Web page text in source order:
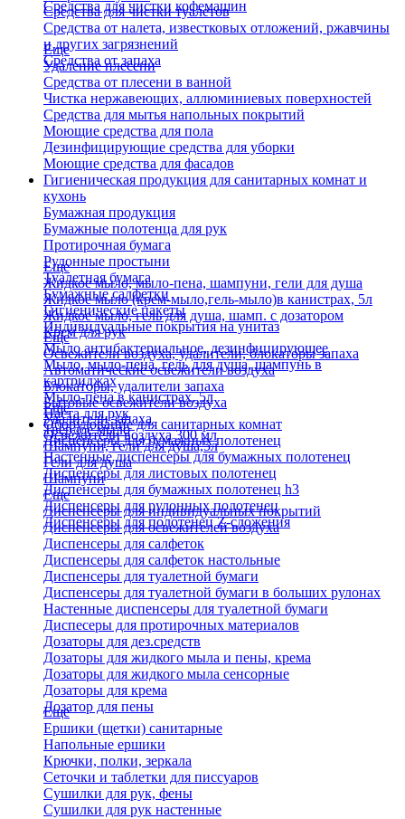
Средства для чистки кофемашин
Средства для чистки туалетов
Средства от налета, известковых отложений, ржавчины
и других загрязнений
Средства от запаха
Еще
Удаление плесени
Средства от плесени в ванной
Чистка нержавеющих, аллюминиевых поверхностей
Средства для мытья напольных покрытий
Моющие средства для пола
Дезинфицирующие средства для уборки
Моющие средства для фасадов
Гигиеническая продукция для санитарных комнат и
кухонь
Бумажная продукция
Бумажные полотенца для рук
Протирочная бумага
Рулонные простыни
Туалетная бумага
Бумажные салфетки
Гигиенические пакеты
Индивидуальные покрытия на унитаз
Еще
Жидкое мыло, мыло-пена, шампуни, гели для душа
Жидкое мыло (крем-мыло,гель-мыло)в канистрах, 5л
Жидкое мыло, гель для душа, шамп. с дозатором
Крем для рук
Мыло антибактериальное, дезинфицирующее
Мыло, мыло-пена, гель для душа, шампунь в
картриджах
Мыло-пена в канистрах, 5л
Паста для рук
Твердое мыло
Шампуни, гели для душа,5л
Гели для душа
Шампуни
Еще
Освежители воздуха, удалители, блокаторы запаха
Автоматические освежители воздуха
Блокаторы, удалители запаха
Бытовые освежители воздуха
Удалители запаха
Освежители воздуха 300 мл
Еще
Оборудование для санитарных комнат
Диспенсеры для бумажных полотенец
Настенные диспенсеры для бумажных полотенец
Диспенсеры для листовых полотенец
Диспенсеры для бумажных полотенец h3
Диспенсеры для рулонных полотенец
Диспенсеры для полотенец Z-сложения
Еще
Диспенсеры для индивидуальных покрытий
Диспенсеры для освежителей воздуха
Диспенсеры для салфеток
Диспенсеры для салфеток настольные
Диспенсеры для туалетной бумаги
Диспенсеры для туалетной бумаги в больших рулонах
Настенные диспенсеры для туалетной бумаги
Диспесеры для протирочных материалов
Дозаторы для дез.средств
Дозаторы для жидкого мыла и пены, крема
Дозаторы для жидкого мыла сенсорные
Дозаторы для крема
Дозатор для пены
Еще
Ершики (щетки) санитарные
Напольные ершики
Крючки, полки, зеркала
Сеточки и таблетки для писсуаров
Сушилки для рук, фены
Сушилки для рук настенные